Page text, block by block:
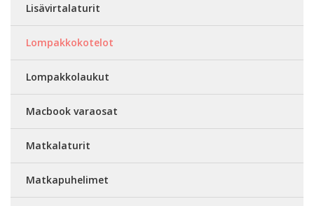
Lisävirtalaturit
Lompakkokotelot
Lompakkolaukut
Macbook varaosat
Matkalaturit
Matkapuhelimet